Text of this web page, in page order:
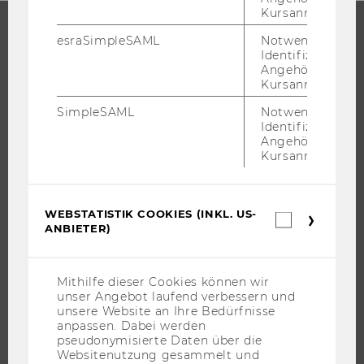
BACHELOR
INFORMATIONEN FÜR STUDIERENDE
ANGEBOTE FÜR SCHULEN UND STUDIENINTERESSIERTE
STUDENT CLUBS
Kursanmeldung.
esraSimpleSAML
Notwendig zur
Identifizierung
Angehörige/r für
Kursanmeldung.
SimpleSAML
Notwendig zur
Identifizierung
Angehörige/r für
Kursanmeldung.
WEBSTATISTIK COOKIES (INKL. US-
ANBIETER)
Mithilfe dieser Cookies können wir
unser Angebot laufend verbessern und
unsere Website an Ihre Bedürfnisse
anpassen. Dabei werden
pseudonymisierte Daten über die
Websitenutzung gesammelt und